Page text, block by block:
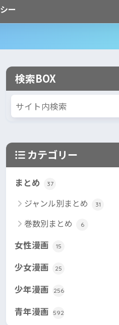
ー
検索BOX
カテゴリー
まとめ 37
ジャンル別まとめ 31
巻数別まとめ 6
女性漫画 15
少女漫画 25
少年漫画 256
青年漫画 592